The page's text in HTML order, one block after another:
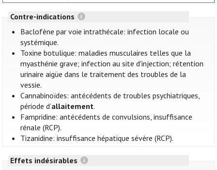
Contre-indications
Baclofène par voie intrathécale: infection locale ou
systémique.
Toxine botulique: maladies musculaires telles que la
myasthénie grave; infection au site d'injection; rétention
urinaire aigüe dans le traitement des troubles de la
vessie.
Cannabinoïdes: antécédents de troubles psychiatriques,
période d’allaitement.
Fampridine: antécédents de convulsions, insuffisance
rénale (RCP).
Tizanidine: insuffisance hépatique sévère (RCP).
Effets indésirables